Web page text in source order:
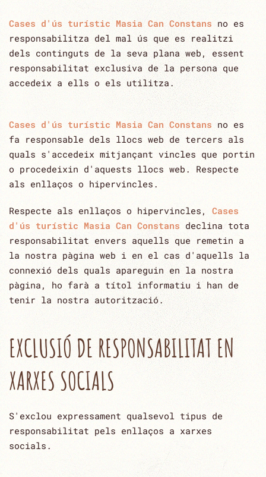
Cases d'ús turístic Masia Can Constans no es
responsabilitza del mal ús que es realitzi
dels continguts de la seva plana web, essent
‎responsabilitat exclusiva de la persona que
accedeix a ells o els utilitza.‎
Cases d'ús turístic Masia Can Constans no es
fa responsable dels llocs web de tercers als
quals s'accedeix mitjançant vincles que ‎portin
o procedeixin d'aquests llocs web.‎ Respecte
als enllaços o hipervincles.
Respecte als enllaços o hipervincles, Cases
d'ús turístic Masia Can Constans declina tota
responsabilitat envers aquells que remetin ‎a
la nostra pàgina web i en el cas d'aquells la
connexió dels quals apareguin en la nostra
pàgina, ho farà a ‎títol informatiu i han de
tenir la nostra autorització.‎
EXCLUSIÓ DE RESPONSABILITAT EN
XARXES SOCIALS
S'exclou expressament qualsevol tipus de
responsabilitat pels enllaços a xarxes
socials.